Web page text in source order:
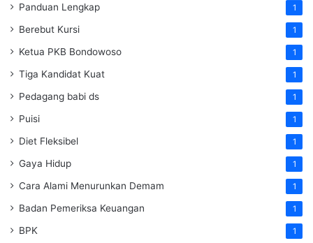
Panduan Lengkap 1
Berebut Kursi 1
Ketua PKB Bondowoso 1
Tiga Kandidat Kuat 1
Pedagang babi ds 1
Puisi 1
Diet Fleksibel 1
Gaya Hidup 1
Cara Alami Menurunkan Demam 1
Badan Pemeriksa Keuangan 1
BPK 1